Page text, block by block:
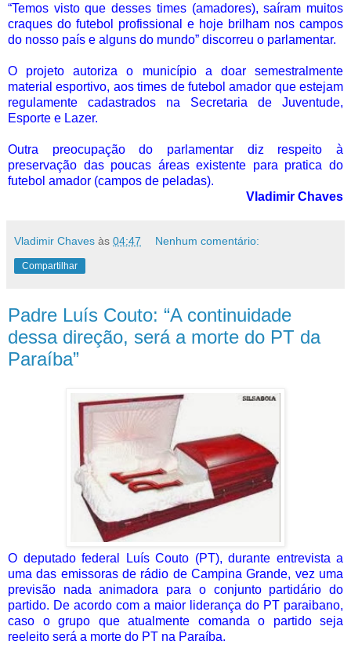
“Temos visto que desses times (amadores), saíram muitos
craques do futebol profissional e hoje brilham nos campos
do nosso país e alguns do mundo” discorreu o parlamentar.
O projeto autoriza o município a doar semestralmente
material esportivo, aos times de futebol amador que estejam
regulamente cadastrados na Secretaria de Juventude,
Esporte e Lazer.
Outra preocupação do parlamentar diz respeito à
preservação das poucas áreas existente para pratica do
futebol amador (campos de peladas).
Vladimir Chaves
Vladimir Chaves às 04:47 Nenhum comentário:
Compartilhar
Padre Luís Couto: “A continuidade
dessa direção, será a morte do PT da
Paraíba”
O deputado federal Luís Couto (PT), durante entrevista a
uma das emissoras de rádio de Campina Grande, vez uma
previsão nada animadora para o conjunto partidário do
partido. De acordo com a maior liderança do PT paraibano,
caso o grupo que atualmente comanda o partido seja
reeleito será a morte do PT na Paraíba.